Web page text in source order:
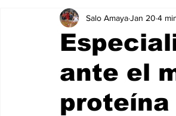
ante el
proteína
Salo AmayaJan 20 4